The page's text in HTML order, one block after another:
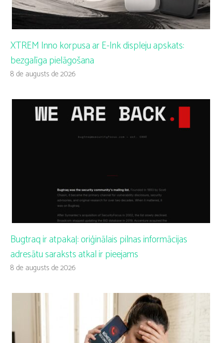
XTREM Inno korpusa ar E-Ink displeju apskats:
bezgalīga pielāgošana
8 de augusts de 2026
Bugtraq ir atpakaļ: oriģinālais pilnas informācijas
adresātu saraksts atkal ir pieejams
8 de augusts de 2026